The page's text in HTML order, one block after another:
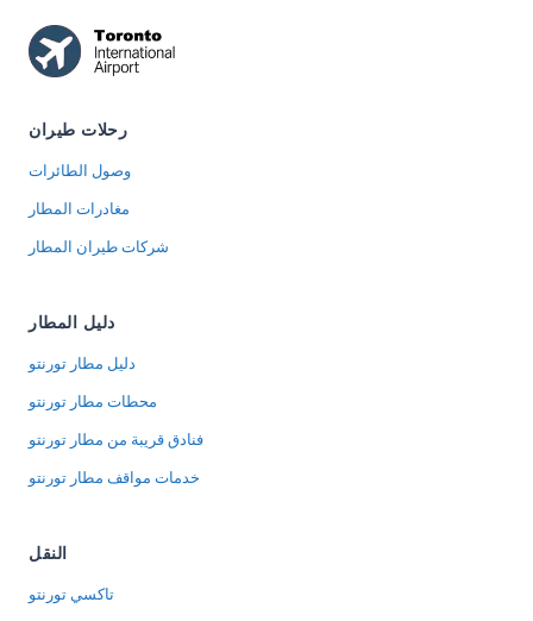
رحلات طيران
وصول الطائرات
مغادرات المطار
شركات طيران المطار
دليل المطار
دليل مطار تورنتو
محطات مطار تورنتو
فنادق قريبة من مطار تورنتو
خدمات مواقف مطار تورنتو
النقل
تاكسي تورنتو